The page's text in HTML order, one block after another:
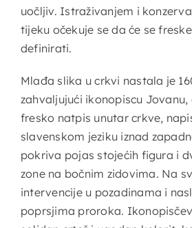
uočljiv. Istraživanjem i
tijeku očekuje se da će se
definirati.
Mlađa slika u crkvi nastala je
zahvaljujući ikonopiscu Jovanu,
fresko natpis unutar crkve,
slavenskom jeziku iznad
pokriva pojas stojećih figura i
zone na bočnim zidovima. Na
intervencije u pozadinama i
poprsjima proroka.